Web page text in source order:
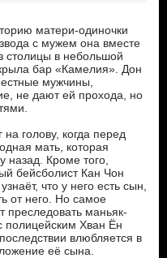
матери-одиночки
с мужем она вместе
столицы в небольшой
бар «Камелия». Дон
мужчины,
не дают ей прохода, но
голову, когда перед
мать, которая
назад. Кроме того,
бейсболист Кан Чон
что у него есть сын,
от него. Но самое
преследовать маньяк-
полицейским Хван Ён
влюбляется в
её сына.